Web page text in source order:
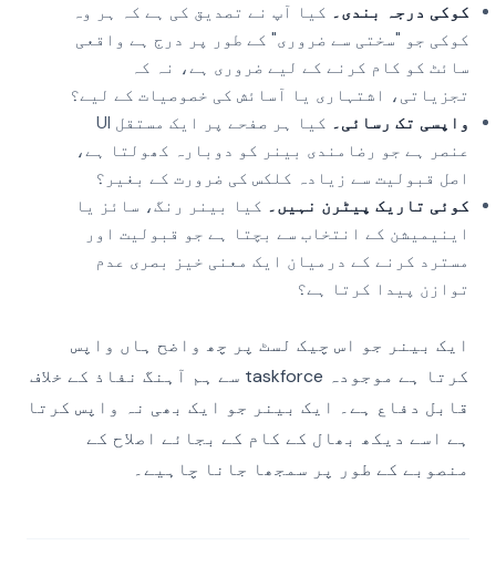
کوکی درجہ بندی۔ کیا آپ نے تصدیق کی ہے کہ ہر وہ
کوکی جو "سختی سے ضروری" کے طور پر درج ہے واقعی
سائٹ کو کام کرنے کے لیے ضروری ہے، نہ کہ
تجزیاتی، اشتہاری یا آسائش کی خصوصیات کے لیے؟
واپسی تک رسائی۔
کیا ہر صفحے پر ایک مستقل UI
عنصر ہے جو رضامندی بینر کو دوبارہ کھولتا ہے،
اصل قبولیت سے زیادہ کلکس کی ضرورت کے بغیر؟
کوئی تاریک پیٹرن نہیں۔ کیا بینر رنگ، سائز یا
اینیمیشن کے انتخاب سے بچتا ہے جو قبولیت اور
مسترد کرنے کے درمیان ایک معنی خیز بصری عدم
توازن پیدا کرتا ہے؟
ایک بینر جو اس چیک لسٹ پر چھ واضح ہاں واپس
کرتا ہے موجودہ taskforce سے ہم آہنگ نفاذ کے خلاف
قابل دفاع ہے۔ ایک بینر جو ایک بھی نہ واپس کرتا
ہے اسے دیکھ بھال کے کام کے بجائے اصلاح کے
منصوبے کے طور پر سمجھا جانا چاہیے۔